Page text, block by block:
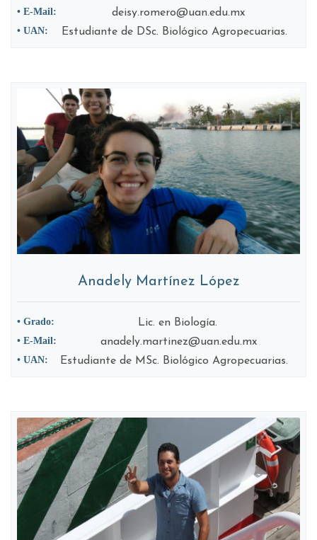
• E-Mail: deisy.romero@uan.edu.mx
• UAN: Estudiante de DSc. Biológico Agropecuarias.
Anadely Martínez López
• Grado: Lic. en Biología.
• E-Mail: anadely.martinez@uan.edu.mx
• UAN: Estudiante de MSc. Biológico Agropecuarias.